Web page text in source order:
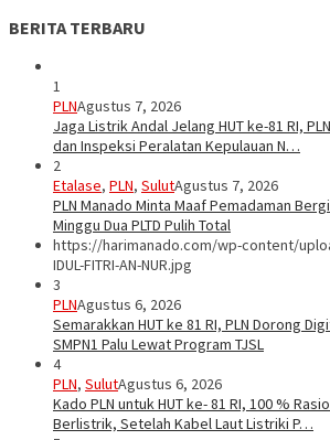
BERITA TERBARU
1
PLNAgustus 7, 2026
Jaga Listrik Andal Jelang HUT ke-81 RI,
dan Inspeksi Peralatan Kepulauan N…
2
Etalase, PLN, SulutAgustus 7, 2026
PLN Manado Minta Maaf Pemadaman
Minggu Dua PLTD Pulih Total
https://harimanado.com/wp-content/
IDUL-FITRI-AN-NUR.jpg
3
PLNAgustus 6, 2026
Semarakkan HUT ke 81 RI, PLN Dorong
SMPN1 Palu Lewat Program TJSL
4
PLN, SulutAgustus 6, 2026
Kado PLN untuk HUT ke- 81 RI, 100 %
Berlistrik, Setelah Kabel Laut Listriki P…